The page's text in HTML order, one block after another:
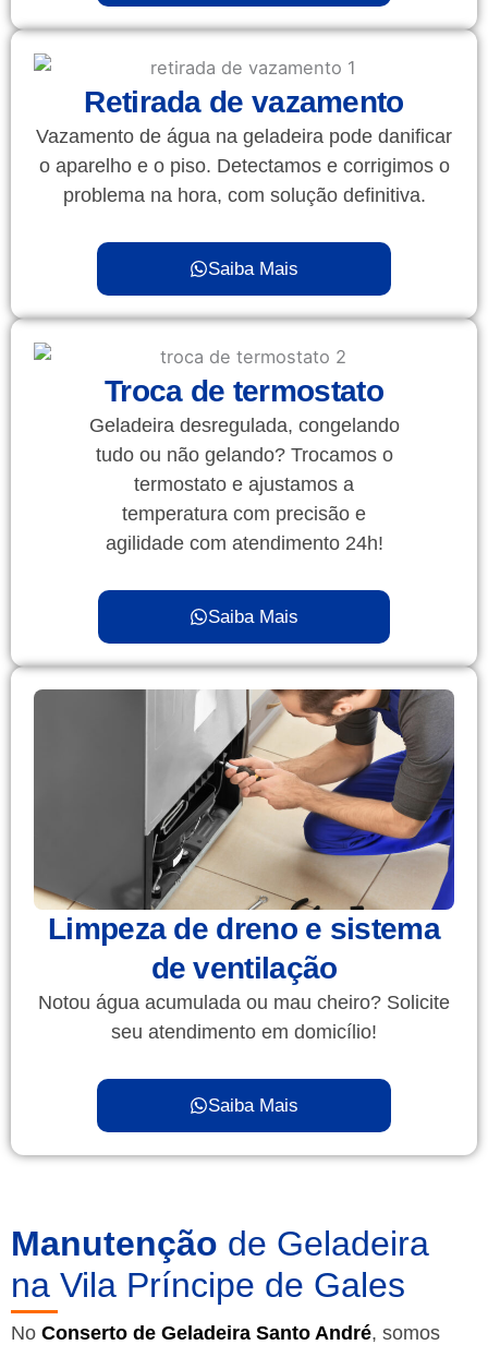
Retirada de vazamento
Vazamento de água na geladeira pode danificar
o aparelho e o piso. Detectamos e corrigimos o
problema na hora, com solução definitiva.
Saiba Mais
Troca de termostato
Geladeira desregulada, congelando
tudo ou não gelando? Trocamos o
termostato e ajustamos a
temperatura com precisão e
agilidade com atendimento 24h!
Saiba Mais
Limpeza de dreno e sistema
de ventilação
Notou água acumulada ou mau cheiro? Solicite
seu atendimento em domicílio!
Saiba Mais
Manutenção de Geladeira
na Vila Príncipe de Gales
No Conserto de Geladeira Santo André, somos